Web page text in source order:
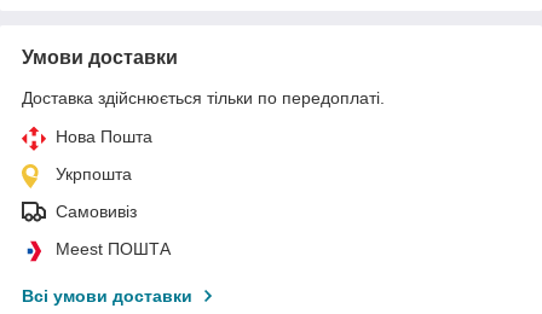
Умови доставки
Доставка здійснюється тільки по передоплаті.
Нова Пошта
Укрпошта
Самовивіз
Meest ПОШТА
Всі умови доставки